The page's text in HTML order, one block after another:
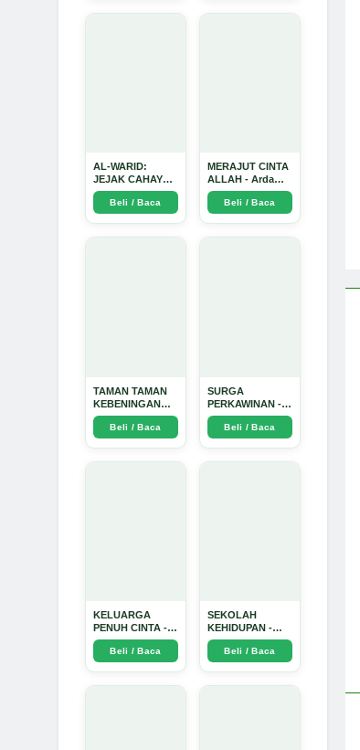
AL-WARID:
JEJAK CAHAYA
DI ANTARA DUA
ZAMAN - Arda
Dinata
Beli / Baca
MERAJUT CINTA
ALLAH - Arda
Dinata
Beli / Baca
TAMAN TAMAN
KEBENINGAN
HATI - Arda
DinataBeli / Baca
SURGA
PERKAWINAN -
Arda Dinata
Beli / Baca
KELUARGA
PENUH CINTA -
Arda Dinata
Beli / Baca
SEKOLAH
KEHIDUPAN -
Arda Dinata
Beli / Baca